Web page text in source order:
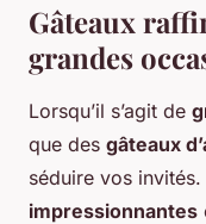
Gâteaux
grandes
Lorsqu’il s’agit de
que des gâteaux
séduire vos
impressionnantes